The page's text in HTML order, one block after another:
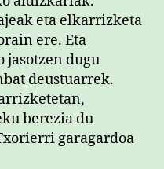
eta elkarrizketa
ere. Eta
jasotzen dugu
deustuarrek.
berezia du
garagardoa